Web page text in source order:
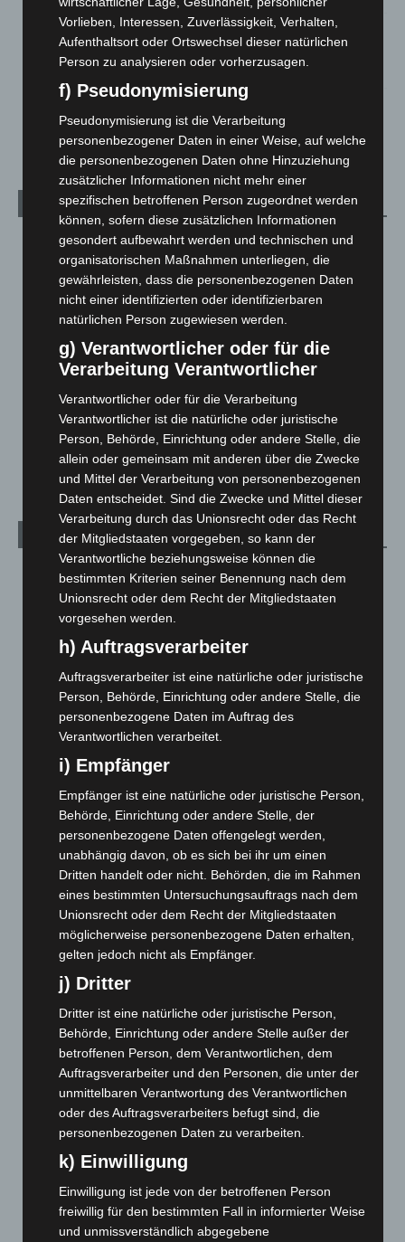
Gasleitung bei McDonald’s-Umbau in Langenhagen
beschädigt
5. August 2026
3. August 2026
Kategorien
Blaulicht
2.799
Corona-News
Hannover und Region
Langenhagen und Ortsteile
Leserbriefe
Menschen
Über uns
Veranstaltungen
1.887
1.270
Archiv
August 2026(12)
Juli 2026(73)
Juni 2026(139)
Mai 2026(99)
April 2026(99)
(115)
Februar 2026(109)
Januar 2026(122)
Dezember 2025 (103)
November 2025(114)
Oktober 2025(112)
September 2025(93)
August 2025(90)
Juli 2025 (90)
Juni 2025(103)
Mai 2025(112)
April 2025(88)
März 2025(111)
Februar 2025(96)
Januar 2025(88)
Dezember 2024(89)
November 2024
(94)
Oktober 2024(93)
September 2024 (112)
August 2024
(107)
Vorlieben, Interessen, Zuverlässigkeit, Verhalten,
Aufenthaltsort oder Ortswechsel dieser natürlichen
Person zu analysieren oder vorherzusagen.
f) Pseudonymisierung
Pseudonymisierung ist die Verarbeitung
personenbezogener Daten in einer Weise, auf welche
die personenbezogenen Daten ohne Hinzuziehung
zusätzlicher Informationen nicht mehr einer
spezifischen betroffenen Person zugeordnet werden
können, sofern diese zusätzlichen Informationen
gesondert aufbewahrt werden und technischen und
organisatorischen Maßnahmen unterliegen, die
gewährleisten, dass die personenbezogenen Daten
nicht einer identifizierten oder identifizierbaren
natürlichen Person zugewiesen werden.
g) Verantwortlicher oder für die
Verarbeitung Verantwortlicher
Verantwortlicher oder für die Verarbeitung
Verantwortlicher ist die natürliche oder juristische
Person, Behörde, Einrichtung oder andere Stelle, die
allein oder gemeinsam mit anderen über die Zwecke
und Mittel der Verarbeitung von personenbezogenen
Daten entscheidet. Sind die Zwecke und Mittel dieser
Verarbeitung durch das Unionsrecht oder das Recht
der Mitgliedstaaten vorgegeben, so kann der
Verantwortliche beziehungsweise können die
bestimmten Kriterien seiner Benennung nach dem
Unionsrecht oder dem Recht der Mitgliedstaaten
vorgesehen werden.
h) Auftragsverarbeiter
Auftragsverarbeiter ist eine natürliche oder juristische
Person, Behörde, Einrichtung oder andere Stelle, die
personenbezogene Daten im Auftrag des
Verantwortlichen verarbeitet.
i) Empfänger
Empfänger ist eine natürliche oder juristische Person,
Behörde, Einrichtung oder andere Stelle, der
personenbezogene Daten offengelegt werden,
unabhängig davon, ob es sich bei ihr um einen
Dritten handelt oder nicht. Behörden, die im Rahmen
eines bestimmten Untersuchungsauftrags nach dem
Unionsrecht oder dem Recht der Mitgliedstaaten
möglicherweise personenbezogene Daten erhalten,
gelten jedoch nicht als Empfänger.
j) Dritter
Dritter ist eine natürliche oder juristische Person,
Behörde, Einrichtung oder andere Stelle außer der
betroffenen Person, dem Verantwortlichen, dem
Auftragsverarbeiter und den Personen, die unter der
unmittelbaren Verantwortung des Verantwortlichen
oder des Auftragsverarbeiters befugt sind, die
personenbezogenen Daten zu verarbeiten.
k) Einwilligung
Einwilligung ist jede von der betroffenen Person
freiwillig für den bestimmten Fall in informierter Weise
und unmissverständlich abgegebene